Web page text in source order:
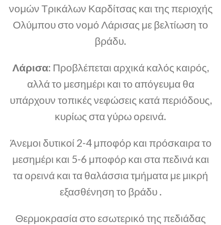
νομών Τρικάλων Καρδίτσας και της περιοχής
Ολύμπου στο νομό Λάρισας με βελτίωση το
βράδυ.
Λάρισα: Προβλέπεται αρχικά καλός καιρός,
αλλά το μεσημέρι και το απόγευμα θα
υπάρχουν τοπικές νεφώσεις κατά περιόδους,
κυρίως στα γύρω ορεινά.
Άνεμοι δυτικοί 2-4 μποφόρ και πρόσκαιρα το
μεσημέρι και 5-6 μποφόρ και στα πεδινά και
τα ορεινά και τα θαλάσσια τμήματα με μικρή
εξασθένηση το βράδυ .
Θερμοκρασία στο εσωτερικό της πεδιάδας